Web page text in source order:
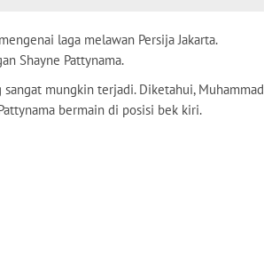
laga melawan Persija Jakarta.
Shayne Pattynama.
mungkin terjadi. Diketahui, Muhammad
bermain di posisi bek kiri.